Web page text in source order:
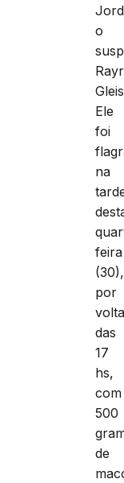
o
Ele
foi
na
feira
(30),
por
das
17
hs,
com
500
de